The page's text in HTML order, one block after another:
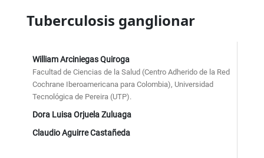
Tuberculosis ganglionar
William Arciniegas Quiroga
Facultad de Ciencias de la Salud (Centro Adherido de la Red
Cochrane Iberoamericana para Colombia), Universidad
Tecnológica de Pereira (UTP).
Dora Luisa Orjuela Zuluaga
Claudio Aguirre Castañeda